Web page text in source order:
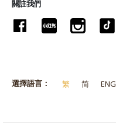
關註我們
選擇語言： 繁 简 ENG